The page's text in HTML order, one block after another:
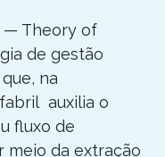
— Theory of
de gestão
na
auxilia o
fluxo de
meio da extração